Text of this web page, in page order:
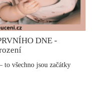
DNE -
všechno jsou začátky